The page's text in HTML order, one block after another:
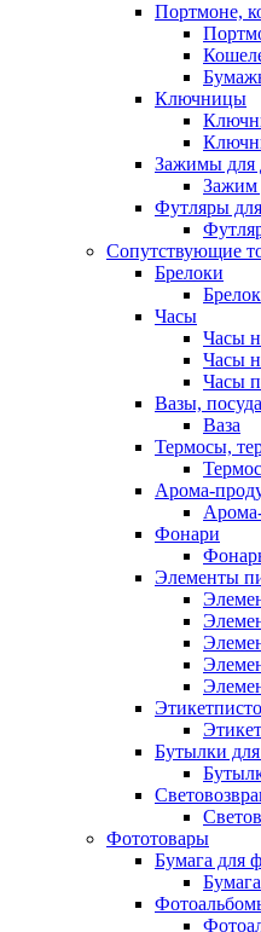
Портмоне,
Ключницы
Зажимы для
Зажим
Футляры
Сопутствующие
Брелоки
Брелок
Часы
Часы
Часы
Часы
Вазы, посуда
Ваза
Термосы,
Термос
Арома-
Фонари
Элементы
Бутылки
Фототовары
Бумага для